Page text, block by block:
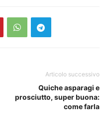
Articolo successivo
Quiche asparagi e
prosciutto, super buona:
come farla